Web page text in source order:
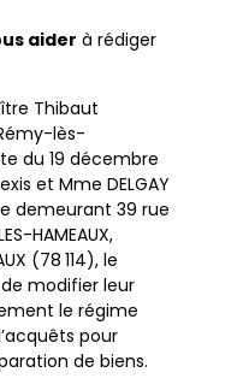
aider à rédiger
Thibaut
lès-
du 19 décembre
et Mme DELGAY
demeurant 39 rue
HAMEAUX,
(78 114), le
modifier leur
le régime
pour
de biens.